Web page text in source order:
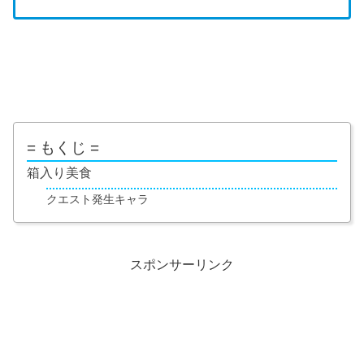
= もくじ =
箱入り美食
クエスト発生キャラ
スポンサーリンク